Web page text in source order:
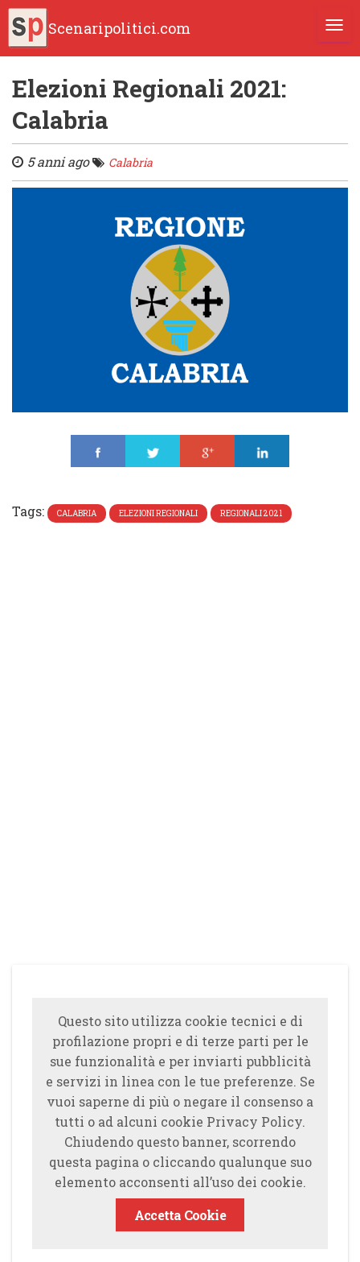
Scenaripolitici.com
Elezioni Regionali 2021:
Calabria
5 anni ago Calabria
Tags: CALABRIA ELEZIONI REGIONALI REGIONALI 2021
Questo sito utilizza cookie tecnici e di
profilazione propri e di terze parti per le
sue funzionalità e per inviarti pubblicità
e servizi in linea con le tue preferenze. Se
vuoi saperne di più o negare il consenso a
tutti o ad alcuni cookie Privacy Policy.
Chiudendo questo banner, scorrendo
questa pagina o cliccando qualunque suo
elemento acconsenti all’uso dei cookie.
Accetta Cookie